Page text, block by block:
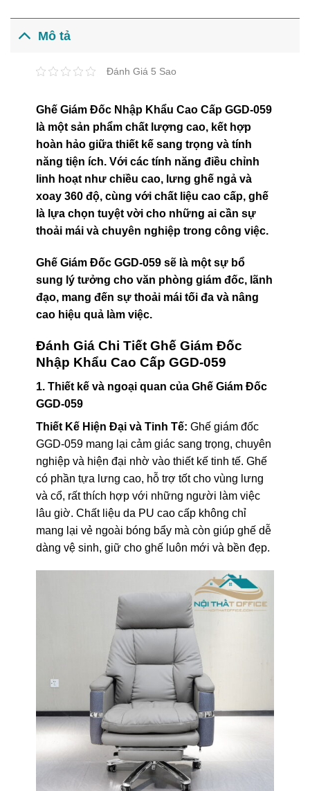
Mô tả
Đánh Giá 5 Sao
Ghế Giám Đốc Nhập Khẩu Cao Cấp GGD-059
là một sản phẩm chất lượng cao, kết hợp
hoàn hảo giữa thiết kế sang trọng và tính
năng tiện ích. Với các tính năng điều chỉnh
linh hoạt như chiều cao, lưng ghế ngả và
xoay 360 độ, cùng với chất liệu cao cấp, ghế
là lựa chọn tuyệt vời cho những ai cần sự
thoải mái và chuyên nghiệp trong công việc.
Ghế Giám Đốc GGD-059 sẽ là một sự bổ
sung lý tưởng cho văn phòng giám đốc, lãnh
đạo, mang đến sự thoải mái tối đa và nâng
cao hiệu quả làm việc.
Đánh Giá Chi Tiết Ghế Giám Đốc
Nhập Khẩu Cao Cấp GGD-059
1. Thiết kế và ngoại quan của Ghế Giám Đốc
GGD-059
Thiết Kế Hiện Đại và Tinh Tế: Ghế giám đốc
GGD-059 mang lại cảm giác sang trọng, chuyên
nghiệp và hiện đại nhờ vào thiết kế tinh tế. Ghế
có phần tựa lưng cao, hỗ trợ tốt cho vùng lưng
và cổ, rất thích hợp với những người làm việc
lâu giờ. Chất liệu da PU cao cấp không chỉ
mang lại vẻ ngoài bóng bẩy mà còn giúp ghế dễ
dàng vệ sinh, giữ cho ghế luôn mới và bền đẹp.